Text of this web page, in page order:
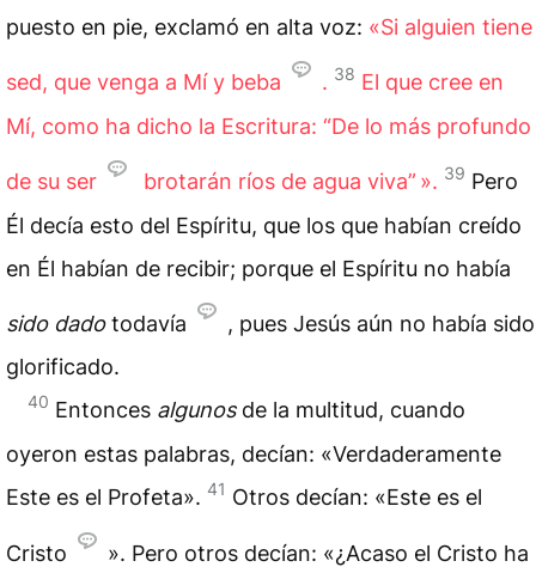
puesto en pie, exclamó en alta voz: «Si alguien tiene
sed, que venga a Mí y beba . 38 El que cree en
Mí, como ha dicho la Escritura: “De lo más profundo
de su ser brotarán ríos de agua viva” ». 39 Pero
Él decía esto del Espíritu, que los que habían creído
en Él habían de recibir; porque el Espíritu no había
sido dadotodavía
, pues Jesús aún no había sido
glorificado.
40 Entonces algunosde la multitud, cuando
oyeron estas palabras, decían: «Verdaderamente
Este es el Profeta». 41 Otros decían: «Este es el
Cristo
». Pero otros decían: «¿Acaso el Cristo ha